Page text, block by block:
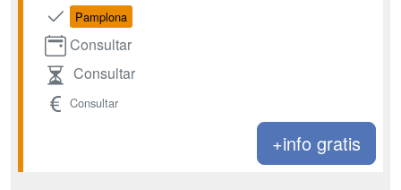
Pamplona
Consultar
Consultar
Consultar
+info gratis